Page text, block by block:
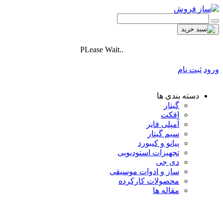
PLease Wait..
ورود ثبت نام
دسته بندی ها
گیتار
افکت
آمپلی فایر
سیم گیتار
پیانو و کیبورد
تجهیزات استودیویی
دی جی
ساز و ادوات موسیقی
محصولات کارکرده
مقاله ها